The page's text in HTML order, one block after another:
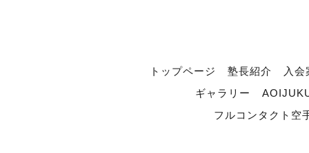
トップページ 塾長紹介
入
ギャラリー
フルコンタクト空